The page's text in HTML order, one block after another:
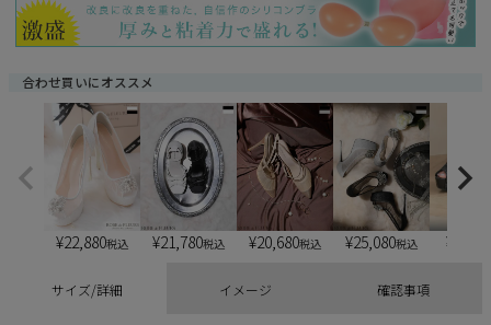
合わせ買いにオススメ
¥22,880税込 ¥21,780税込 ¥20,680税込 ¥25,080税込 ¥
サイズ/詳細 イメージ 確認事項